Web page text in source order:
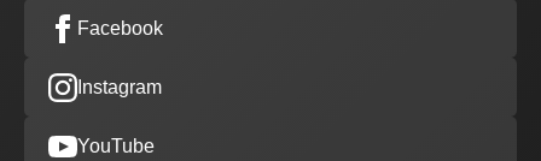
Facebook
Instagram
YouTube